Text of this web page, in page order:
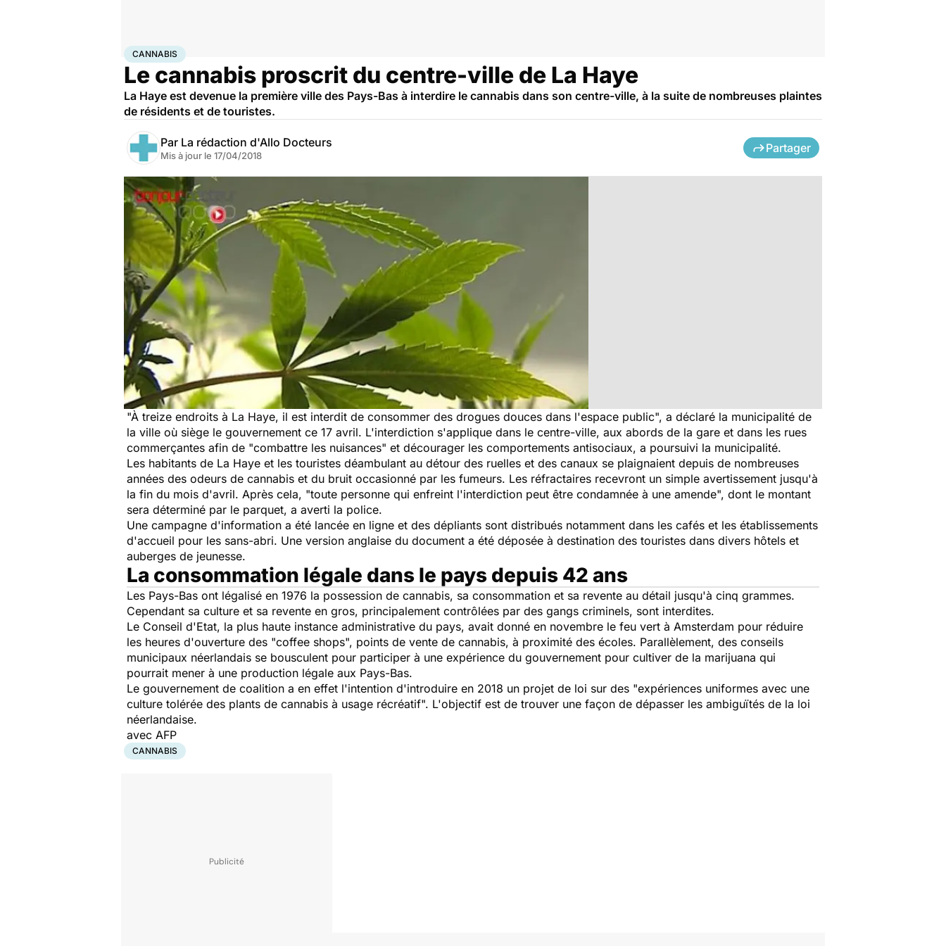
AccueilSanté Cannabis
CANNABIS
Le cannabis proscrit du centre-ville de La Haye
La Haye est devenue la première ville des Pays-Bas à interdire le cannabis dans son centre-ville, à la suite de nombreuses plaintes
de résidents et de touristes.
Par La rédaction d'Allo Docteurs
Mis à jour le 17/04/2018
Partager
"À treize endroits à La Haye, il est interdit de consommer des drogues douces dans l'espace public", a déclaré la municipalité de
la ville où siège le gouvernement ce 17 avril. L'interdiction s'applique dans le centre-ville, aux abords de la gare et dans les rues
commerçantes afin de "combattre les nuisances" et décourager les comportements antisociaux, a poursuivi la municipalité.
Les habitants de La Haye et les touristes déambulant au détour des ruelles et des canaux se plaignaient depuis de nombreuses
années des odeurs de cannabis et du bruit occasionné par les fumeurs. Les réfractaires recevront un simple avertissement jusqu'à
la fin du mois d'avril. Après cela, "toute personne qui enfreint l'interdiction peut être condamnée à une amende", dont le montant
sera déterminé par le parquet, a averti la police.
Une campagne d'information a été lancée en ligne et des dépliants sont distribués notamment dans les cafés et les établissements
d'accueil pour les sans-abri. Une version anglaise du document a été déposée à destination des touristes dans divers hôtels et
auberges de jeunesse.
La consommation légale dans le pays depuis 42 ans
Les Pays-Bas ont légalisé en 1976 la possession de cannabis, sa consommation et sa revente au détail jusqu'à cinq grammes.
Cependant sa culture et sa revente en gros, principalement contrôlées par des gangs criminels, sont interdites.
Le Conseil d'Etat, la plus haute instance administrative du pays, avait donné en novembre le feu vert à Amsterdam pour réduire
les heures d'ouverture des "coffee shops", points de vente de cannabis, à proximité des écoles. Parallèlement, des conseils
municipaux néerlandais se bousculent pour participer à une expérience du gouvernement pour cultiver de la marijuana qui
pourrait mener à une production légale aux Pays-Bas.
Le gouvernement de coalition a en effet l'intention d'introduire en 2018 un projet de loi sur des "expériences uniformes avec une
culture tolérée des plants de cannabis à usage récréatif". L'objectif est de trouver une façon de dépasser les ambiguïtés de la loi
néerlandaise.
avec AFP
CANNABIS